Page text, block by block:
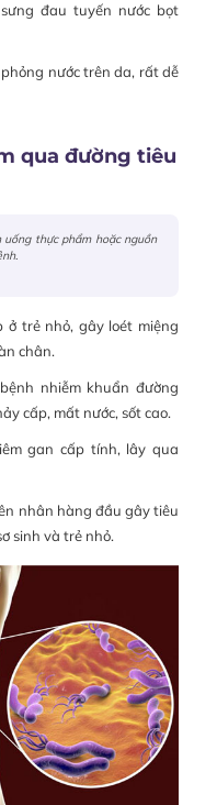
đau tuyến nước bọt
nước trên da, rất dễ
qua đường tiêu
thực phẩm hoặc nguồn
ở trẻ nhỏ, gây loét miệng
chân.
nhiễm khuẩn đường
cấp, mất nước, sốt cao.
gan cấp tính, lây qua
nhân hàng đầu gây tiêu
sinh và trẻ nhỏ.